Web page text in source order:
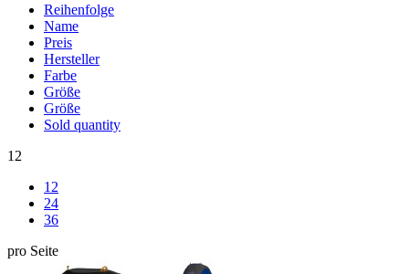
Reihenfolge
Name
Preis
Hersteller
Farbe
Größe
Größe
Sold quantity
12
12
24
36
pro Seite